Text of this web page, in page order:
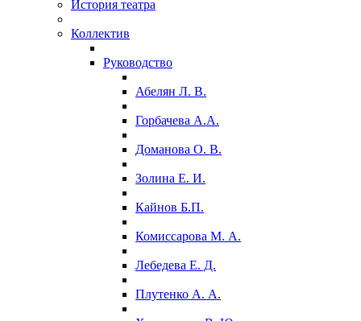
История театра
Коллектив
Руководство
Абелян Л. В.
Горбачева А.А.
Доманова О. В.
Золина Е. И.
Кайнов Б.П.
Комиссарова М. А.
Лебедева Е. Д.
Плутенко А. А.